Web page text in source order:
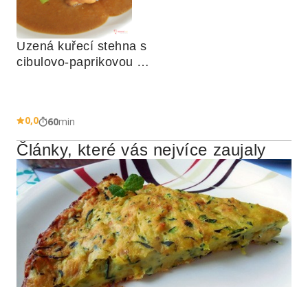
Uzená kuřecí stehna s
cibulovo-paprikovou
0,0 60min
Články, které vás nejvíce zaujaly